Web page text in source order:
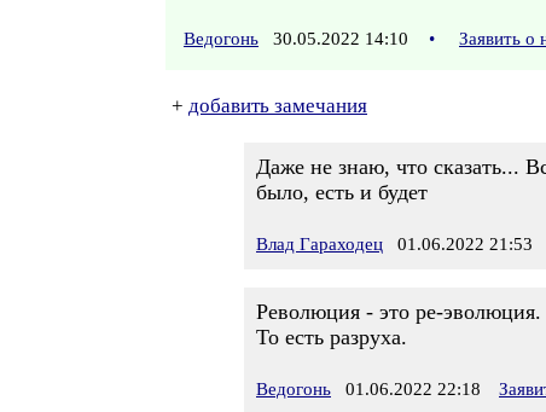
Ведогонь 30.05.2022 14:10 • Заявить о
+ добавить замечания
Даже не знаю, что сказать...
было, есть и будет
Влад Гараходец 01.06.2022 21:53
Революция - это ре-эволюция.
То есть разруха.
Ведогонь 01.06.2022 22:18